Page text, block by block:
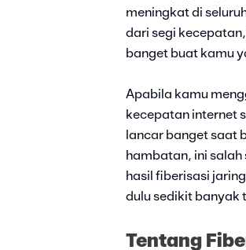
meningkat di
dari segi
banget buat kamu
Apabila kamu
kecepatan internet
lancar banget saat
hambatan, ini salah
hasil fiberisasi
dulu sedikit banyak
Tentang